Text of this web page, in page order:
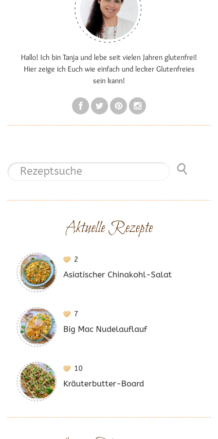
Hallo! Ich bin Tanja und lebe seit vielen Jahren glutenfrei!
Hier zeige ich Euch wie einfach und lecker Glutenfreies
sein kann!
Aktuelle Rezepte
2
Asiatischer Chinakohl-Salat
7
Big Mac Nudelauflauf
10
Kräuterbutter-Board